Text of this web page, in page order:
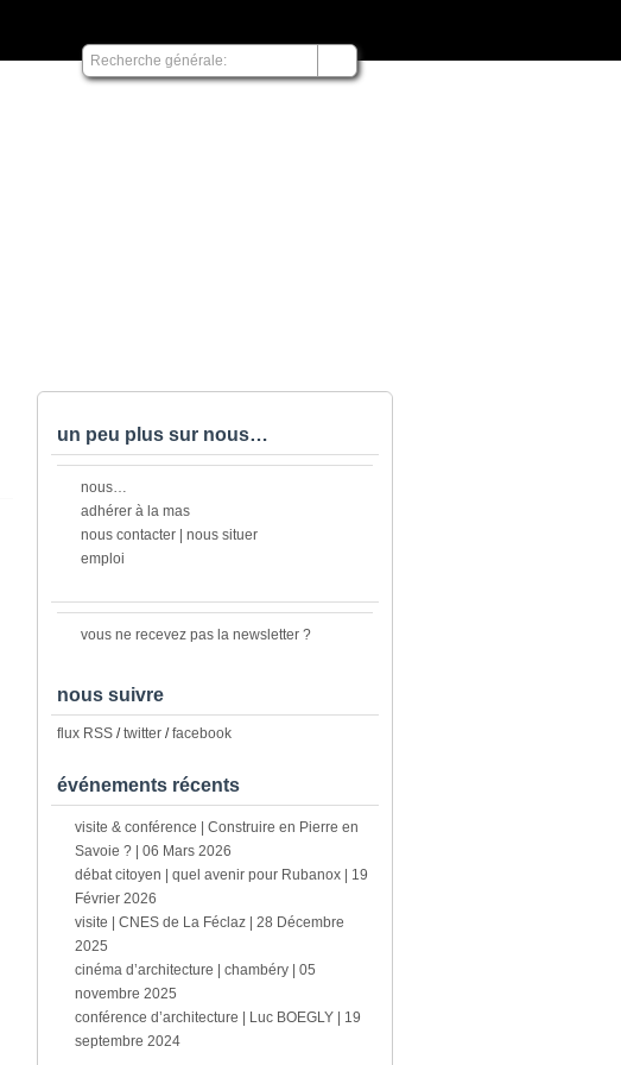
un peu plus sur nous…
nous…
adhérer à la mas
nous contacter | nous situer
emploi
vous ne recevez pas la newsletter ?
nous suivre
flux RSS /twitter /facebook
événements récents
visite & conférence | Construire en Pierre en
Savoie ? | 06 Mars 2026
débat citoyen | quel avenir pour Rubanox | 19
Février 2026
visite | CNES de La Féclaz | 28 Décembre
2025
cinéma d’architecture | chambéry | 05
novembre 2025
conférence d’architecture | Luc BOEGLY | 19
septembre 2024